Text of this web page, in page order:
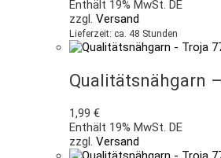
Enthält 19% MwSt. DE
zzgl. Versand
Lieferzeit: ca. 48 Stunden
Qualitätsnähgarn
1,99 €
Enthält 19% MwSt. DE
zzgl. Versand